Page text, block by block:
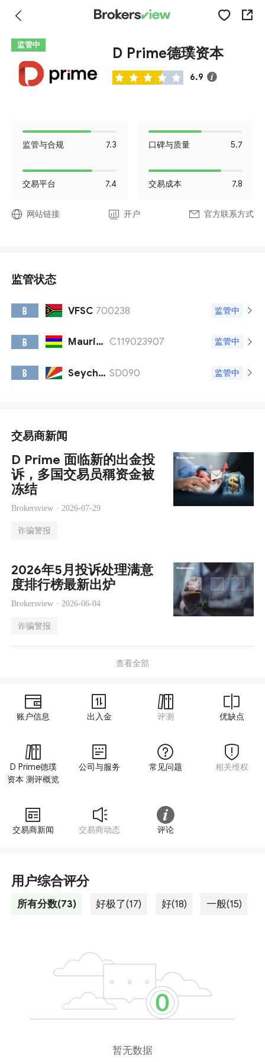
监管中 D Prime德璞资本
6.9
监管与合规 7.3 口碑与质量 5.7
交易平台 7.4 交易成本 7.8
网站链接 开户 官方联系方式
监管状态
B VFSC 700238 监管中
B Mauritius FSC C119023907 监管中
B Seychelles FSA SD090 监管中
交易商新闻
D Prime 面临新的出金投
诉，多国交易员稱资金被
冻结
Brokersview · 2026-07-29
诈骗警报
2026年5月投诉处理满意
度排行榜最新出炉
Brokersview · 2026-06-04
诈骗警报
查看全部
账户信息 出入金 评测 优缺点
D Prime德璞
资本 测评概览
公司与服务 常见问题 相关维权
交易商新闻 交易商动态 评论
用户综合评分
所有分数(73) 好极了(17) 好(18) 一般(15)
暂无数据